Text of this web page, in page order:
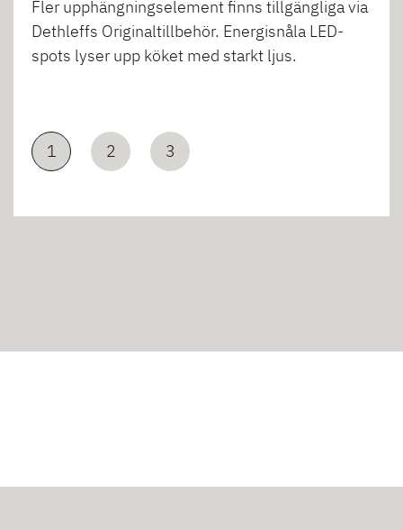
Fler upphängningselement finns tillgängliga via
Dethleffs Originaltillbehör. Energisnåla LED-
spots lyser upp köket med starkt ljus.
1 2 3